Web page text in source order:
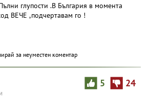
глупости .В България в момента
ВЕЧЕ ,подчертавам го !
за неуместен коментар
5 24